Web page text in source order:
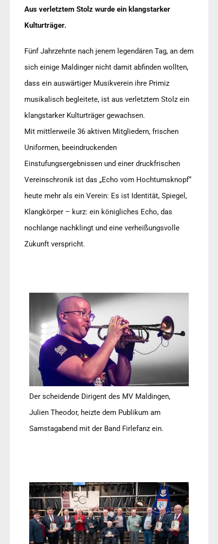
Aus verletztem Stolz wurde ein klangstarker
Kulturträger.
Fünf Jahrzehnte nach jenem legendären Tag, an dem
sich einige Maldinger nicht damit abfinden wollten,
dass ein auswärtiger Musikverein ihre Primiz
musikalisch begleitete, ist aus verletztem Stolz ein
klangstarker Kulturträger gewachsen.
Mit mittlerweile 36 aktiven Mitgliedern, frischen
Uniformen, beeindruckenden
Einstufungsergebnissen und einer druckfrischen
Vereinschronik ist das „Echo vom Hochtumsknopf“
heute mehr als ein Verein: Es ist Identität, Spiegel,
Klangkörper – kurz: ein königliches Echo, das
nochlange nachklingt und eine verheißungsvolle
Zukunft verspricht.
Der scheidende Dirigent des MV Maldingen,
Julien Theodor, heizte dem Publikum am
Samstagabend mit der Band Firlefanz ein.